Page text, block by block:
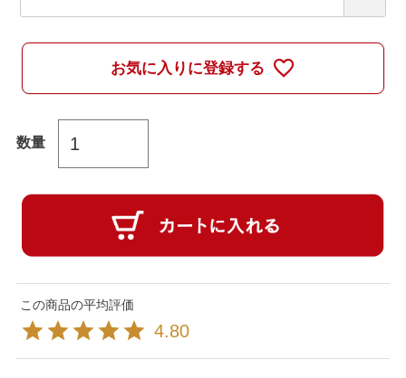
お気に入りに登録する
4.80